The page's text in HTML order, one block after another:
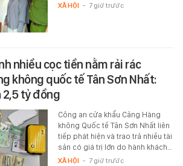
XÃ HỘI - 7 giờ trước
nhiều cọc tiền nằm rải rác
không quốc tế Tân Sơn Nhất:
2,5 tỷ đồng
Công an cửa khẩu Cảng Hàng
không Quốc tế Tân Sơn Nhất liên
tiếp phát hiện và trao trả nhiều tài
sản có giá trị lớn do hành khách…
XÃ HỘI - 7 giờ trước